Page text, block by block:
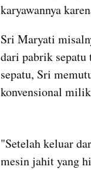
karyawannya
Sri Maryati
dari pabrik
sepatu, Sri
konvensional
"Setelah keluar
mesin jahit yang